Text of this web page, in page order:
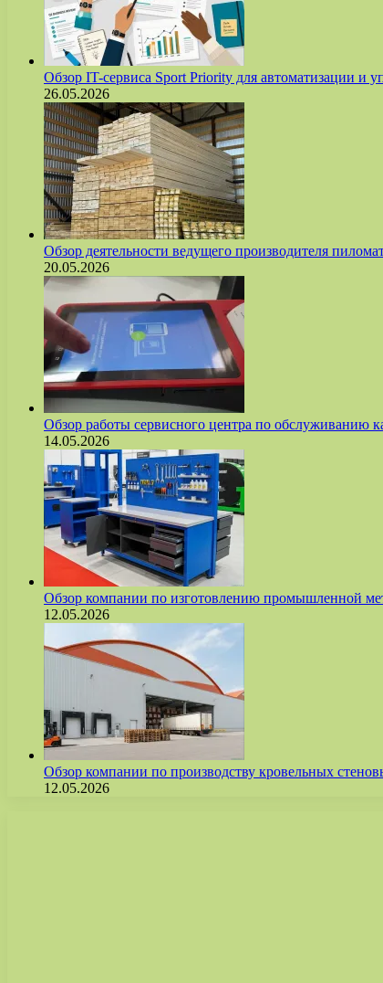
Обзор IT-сервиса Sport Priority для автоматизации и
26.05.2026
Обзор деятельности ведущего производителя
20.05.2026
Обзор работы сервисного центра по обслуживанию
14.05.2026
Обзор компании по изготовлению промышленной
12.05.2026
Обзор компании по производству кровельных
12.05.2026